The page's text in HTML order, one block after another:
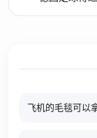
飞机的毛毯可以